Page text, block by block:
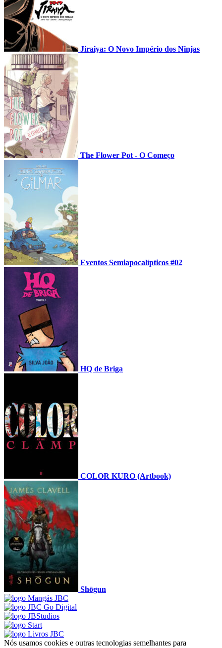
Jiraiya: O Novo Império dos Ninjas
The Flower Pot - O Começo
Eventos Semiapocalípticos #02
HQ de Briga
COLOR KURO (Artbook)
Shōgun
Nós usamos cookies e outras tecnologias semelhantes para